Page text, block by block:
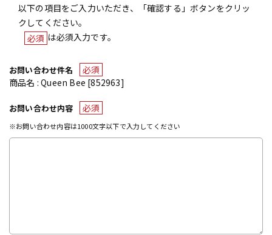
以下の項目をご入力いただき、「確認する」ボタンをクリッ
クしてください。
必須 は必須入力です。
お問い合わせ件名
必須
商品名 : Queen Bee [852963]
お問い合わせ内容 必須
※お問い合わせ内容は1000文字以下で入力してください